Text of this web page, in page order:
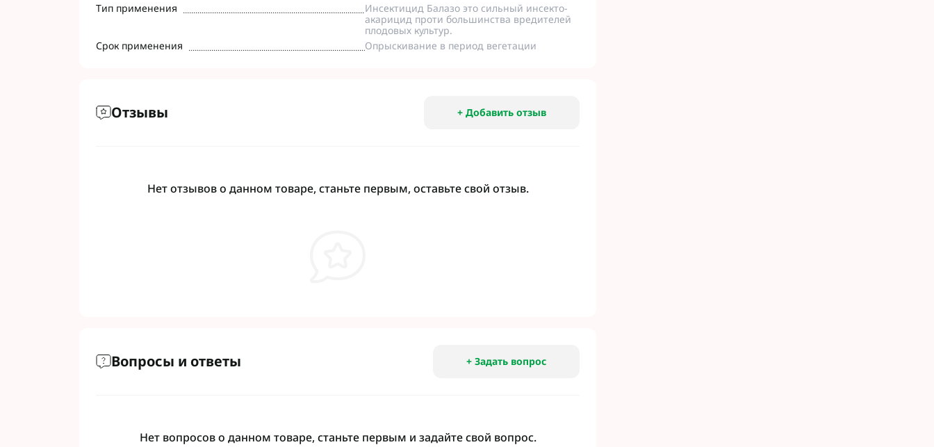
Тип применения
Инсектицид Балазо это сильный инсекто-
акарицид проти большинства вредителей
плодовых культур.
Срок применения
Опрыскивание в период вегетации
Отзывы + Добавить отзыв
Нет отзывов о данном товаре, станьте первым, оставьте свой отзыв.
Вопросы и ответы + Задать вопрос
Нет вопросов о данном товаре, станьте первым и задайте свой вопрос.